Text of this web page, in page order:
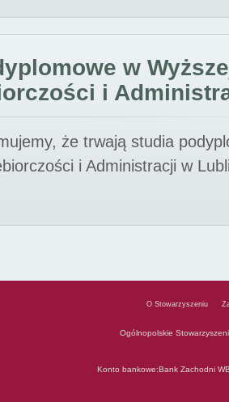
w
i
że trwają studia
i Administracji w
O Stowarzyszeniu
Ogólnopolskie
Konto bankowe:Bank Zachodni